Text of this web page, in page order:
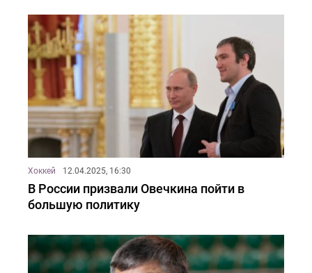
Хоккей 12.04.2025, 16:30
В России призвали Овечкина пойти в
большую политику